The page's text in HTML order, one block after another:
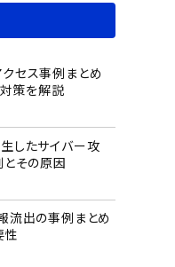
セス事例まとめ
策を解説
したサイバー攻
その原因
流出の事例まとめ
性